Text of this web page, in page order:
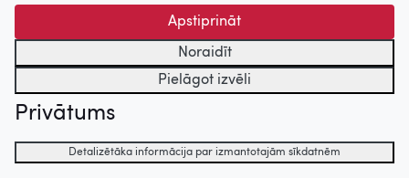
Apstiprināt
Noraidīt
Pielāgot izvēli
Privātums
Detalizētāka informācija par izmantotajām sīkdatnēm